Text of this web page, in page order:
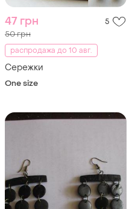
47 грн 5
50 грн
распродажа до 10 авг.
Сережки
One size